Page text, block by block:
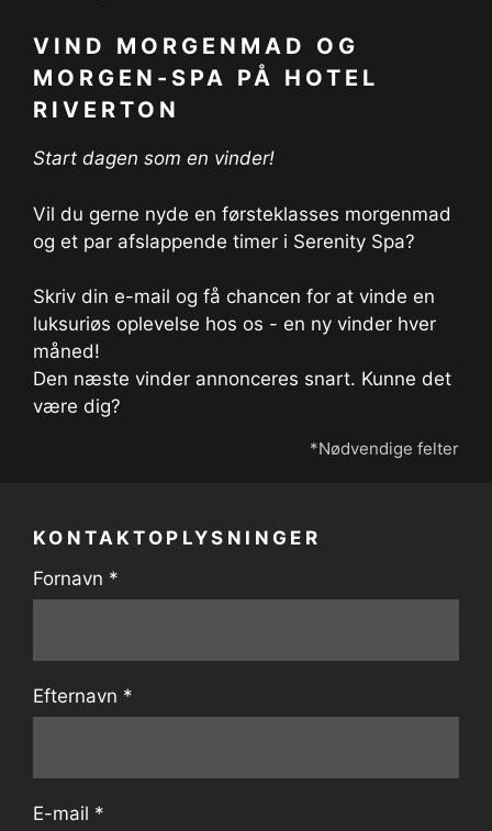
VIND MORGENMAD OG
MORGEN-SPA PÅ HOTEL
RIVERTON
Start dagen som en vinder!
Vil du gerne nyde en førsteklasses morgenmad
og et par afslappende timer i Serenity Spa?
Skriv din e-mail og få chancen for at vinde en
luksuriøs oplevelse hos os - en ny vinder hver
måned!
Den næste vinder annonceres snart. Kunne det
være dig?
*Nødvendige felter
KONTAKTOPLYSNINGER
Fornavn *
Efternavn *
E-mail *